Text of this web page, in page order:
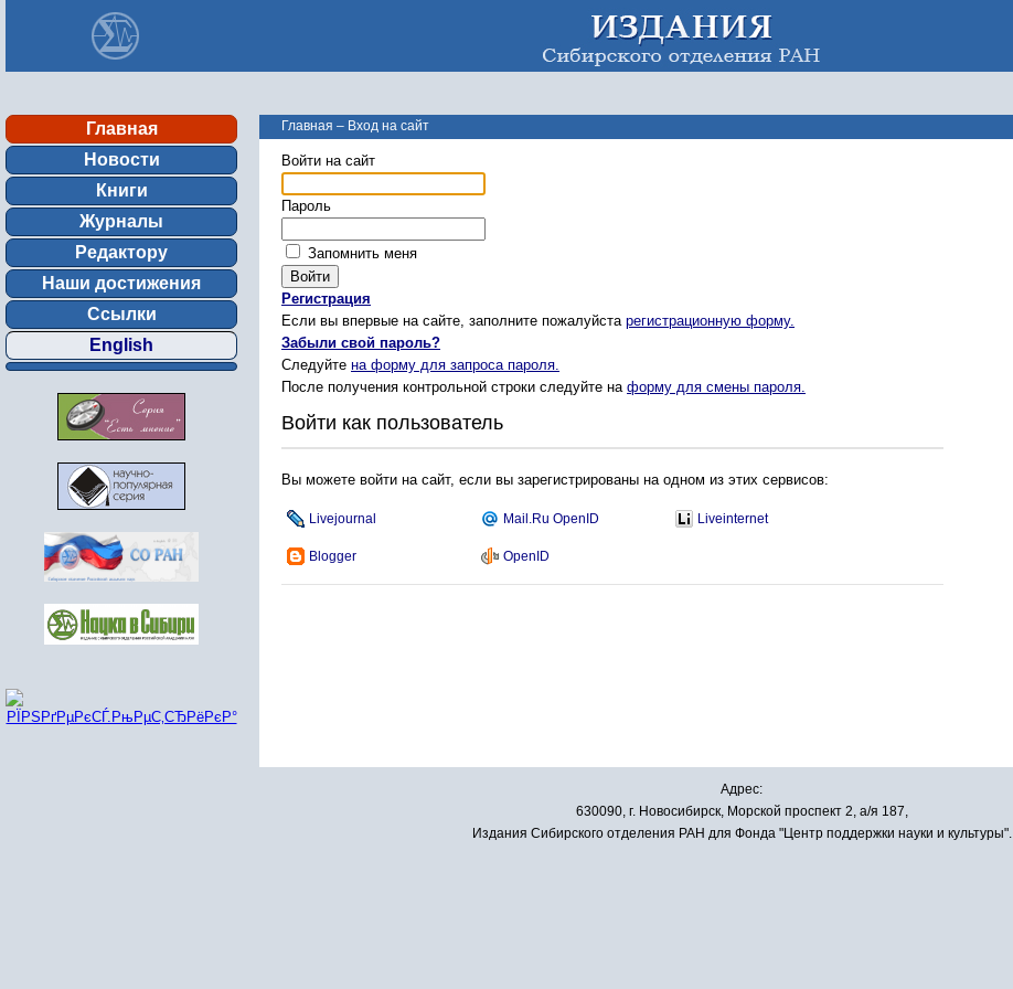
Главная
Новости
Книги
Журналы
Редактору
Наши достижения
Ссылки
English
Главная – Вход на сайт
Войти на сайт
Пароль
Запомнить меня
Регистрация
Если вы впервые на сайте, заполните пожалуйста регистрационную форму.
Забыли свой пароль?
Следуйте на форму для запроса пароля.
После получения контрольной строки следуйте на форму для смены пароля.
Войти как пользователь
Вы можете войти на сайт, если вы зарегистрированы на одном из этих сервисов:
Livejournal Mail.Ru OpenID Liveinternet
Blogger OpenID
Адрес:
630090, г. Новосибирск, Морской проспект 2, а/я 187,
Издания Сибирского отделения РАН для Фонда "Центр поддержки науки и культуры".